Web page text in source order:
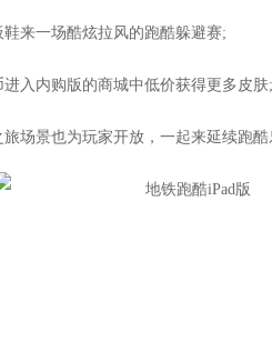
来一场酷炫拉风的跑酷躲避赛;
入内购版的商城中低价获得更多皮肤;
场景也为玩家开放，一起来延续跑酷